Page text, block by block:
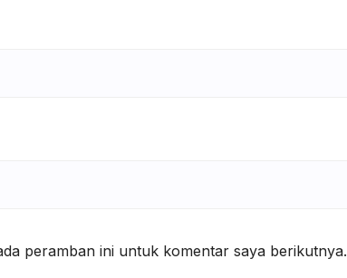
peramban ini untuk komentar saya berikutnya.